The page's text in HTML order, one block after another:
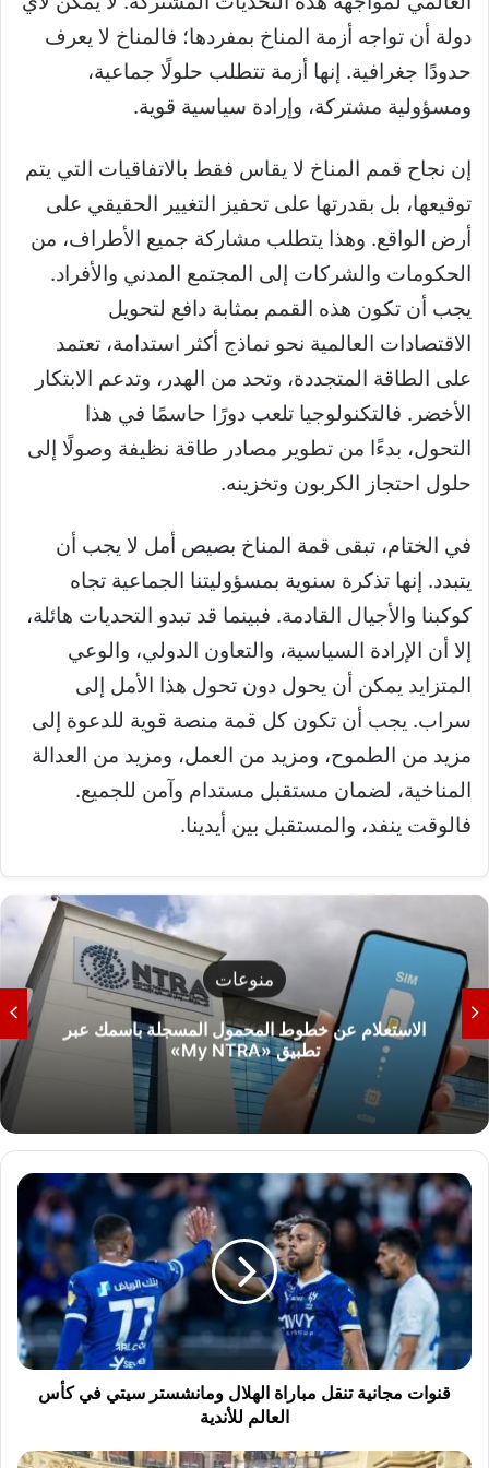
دولة أن تواجه أزمة المناخ بمفردها؛ فالمناخ لا يعرف
حدودًا جغرافية. إنها أزمة تتطلب حلولًا جماعية،
ومسؤولية مشتركة، وإرادة سياسية قوية.
إن نجاح قمم المناخ لا يقاس فقط بالاتفاقيات التي يتم
توقيعها، بل بقدرتها على تحفيز التغيير الحقيقي على
أرض الواقع. وهذا يتطلب مشاركة جميع الأطراف، من
الحكومات والشركات إلى المجتمع المدني والأفراد.
يجب أن تكون هذه القمم بمثابة دافع لتحويل
الاقتصادات العالمية نحو نماذج أكثر استدامة، تعتمد
على الطاقة المتجددة، وتحد من الهدر، وتدعم الابتكار
الأخضر. فالتكنولوجيا تلعب دورًا حاسمًا في هذا
التحول، بدءًا من تطوير مصادر طاقة نظيفة وصولًا إلى
حلول احتجاز الكربون وتخزينه.
في الختام، تبقى قمة المناخ بصيص أمل لا يجب أن
يتبدد. إنها تذكرة سنوية بمسؤوليتنا الجماعية تجاه
كوكبنا والأجيال القادمة. فبينما قد تبدو التحديات هائلة،
إلا أن الإرادة السياسية، والتعاون الدولي، والوعي
المتزايد يمكن أن يحول دون تحول هذا الأمل إلى
سراب. يجب أن تكون كل قمة منصة قوية للدعوة إلى
مزيد من الطموح، ومزيد من العمل، ومزيد من العدالة
المناخية، لضمان مستقبل مستدام وآمن للجميع.
فالوقت ينفد، والمستقبل بين أيدينا.
منوعات
الاستعلام عن خطوط المحمول المسجلة باسمك عبر
تطبيق «My NTRA»
ق
ن
و
ا
ت
م
ا
ن
ن
قنوات مجانية تنقل مباراة الهلال ومانشستر سيتي في كأس
العالم للأندية
ق